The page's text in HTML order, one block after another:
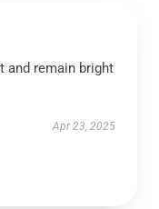
and remain bright
Apr 23, 2025